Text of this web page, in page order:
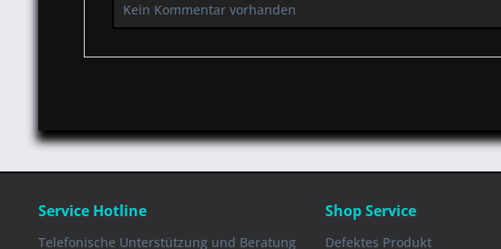
Kein Kommentar vorhanden
Service Hotline
Telefonische Unterstützung und Beratung
Shop Service
Defektes Produkt